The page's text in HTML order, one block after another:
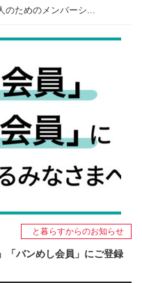
のためのメンバーシ...
と暮らすからのお知らせ
「バンめし会員」にご登録